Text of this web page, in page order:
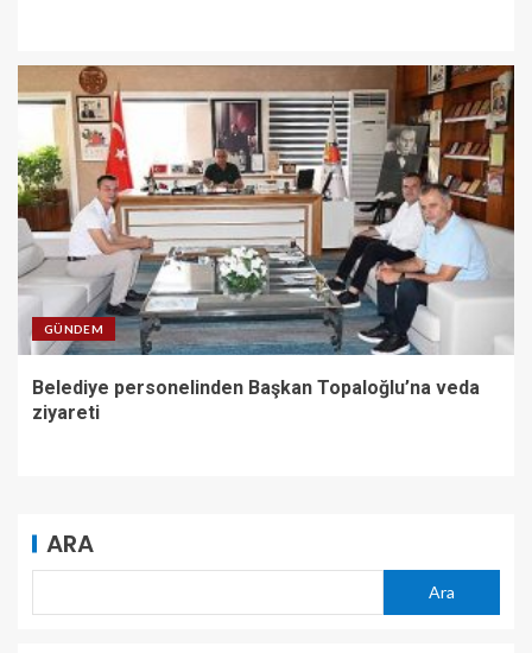
GÜNDEM
Belediye personelinden Başkan Topaloğlu’na veda
ziyareti
ARA
Ara